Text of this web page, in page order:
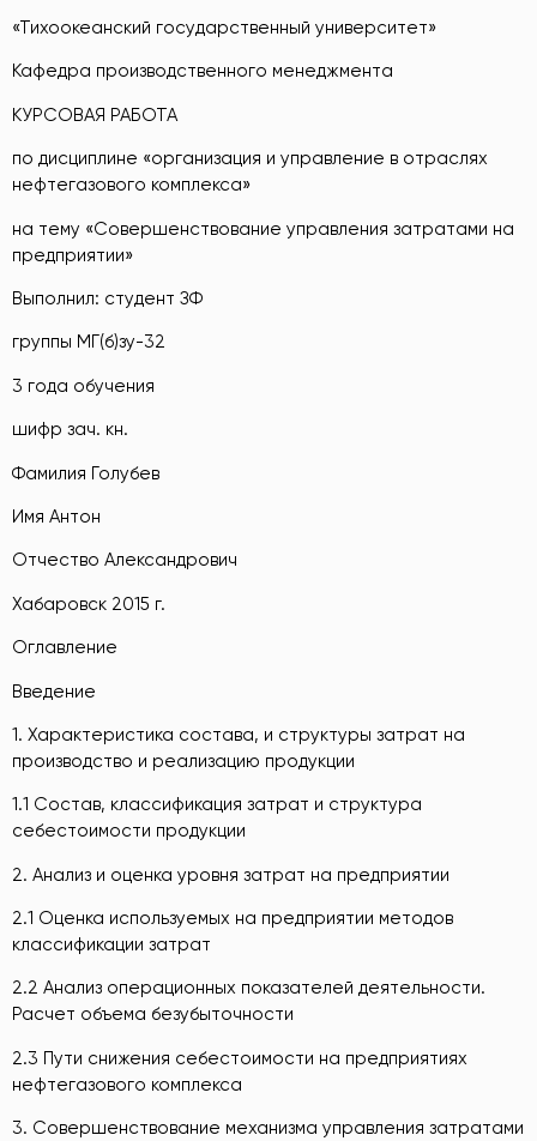
«Тихоокеанский государственный университет»
Кафедра производственного менеджмента
КУРСОВАЯ РАБОТА
по дисциплине «организация и управление в отраслях
нефтегазового комплекса»
на тему «Совершенствование управления затратами на
предприятии»
Выполнил: студент ЗФ
группы МГ(б)зу-32
3 года обучения
шифр зач. кн.
Фамилия Голубев
Имя Антон
Отчество Александрович
Хабаровск 2015 г.
Оглавление
Введение
1. Характеристика состава, и структуры затрат на
производство и реализацию продукции
1.1 Состав, классификация затрат и структура
себестоимости продукции
2. Анализ и оценка уровня затрат на предприятии
2.1 Оценка используемых на предприятии методов
классификации затрат
2.2 Анализ операционных показателей деятельности.
Расчет объема безубыточности
2.3 Пути снижения себестоимости на предприятиях
нефтегазового комплекса
3. Совершенствование механизма управления затратами